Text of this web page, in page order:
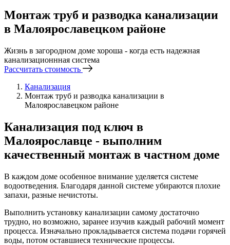
Монтаж труб и разводка канализации
в Малоярославецком районе
Жизнь в загородном доме хороша - когда есть надежная
канализационнная система
Рассчитать стоимость
Канализация
Монтаж труб и разводка канализации в
Малоярославецком районе
Канализация под ключ в
Малоярославце - выполним
качественный монтаж в частном доме
В каждом доме особенное внимание уделяется системе
водоотведения. Благодаря данной системе убираются плохие
запахи, разные нечистоты.
Выполнить установку канализации самому достаточно
трудно, но возможно, заранее изучив каждый рабочий момент
процесса. Изначально прокладывается система подачи горячей
воды, потом оставшиеся технические процессы.